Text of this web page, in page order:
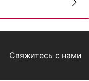
Свяжитесь с нами